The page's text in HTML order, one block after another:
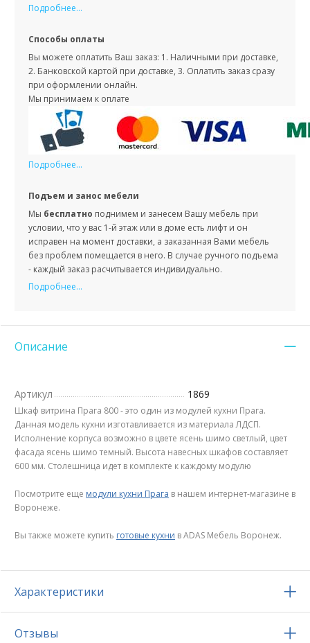
Подробнее...
Способы оплаты
Вы можете оплатить Ваш заказ: 1. Наличными при доставке,
2. Банковской картой при доставке, 3. Оплатить заказ сразу
при оформлении онлайн.
Мы принимаем к оплате
Подробнее...
Подъем и занос мебели
Мы бесплатно поднимем и занесем Вашу мебель при
условии, что у вас 1-й этаж или в доме есть лифт и он
исправен на момент доставки, а заказанная Вами мебель
без проблем помещается в него. В случае ручного подъема
- каждый заказ расчитывается индивидуально.
Подробнее...
Описание
Артикул 1869
Шкаф витрина Прага 800 - это один из модулей кухни Прага.
Данная модель кухни изготавливается из материала ЛДСП.
Исполнение корпуса возможно в цвете ясень шимо светлый, цвет
фасада ясень шимо темный. Высота навесных шкафов составляет
600 мм. Столешница идет в комплекте к каждому модулю
Посмотрите еще модули кухни Прага в нашем интернет-магазине в
Воронеже.
Вы также можете купить готовые кухни в ADAS Мебель Воронеж.
Характеристики
Отзывы